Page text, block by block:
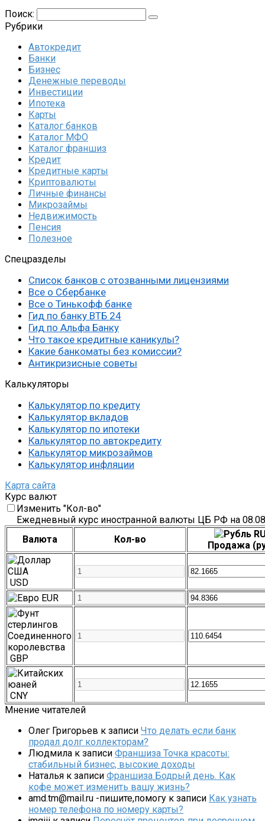
Поиск:
Рубрики
Автокредит
Банки
Бизнес
Денежные переводы
Инвестиции
Ипотека
Карты
Каталог банков
Каталог МФО
Каталог франшиз
Кредит
Кредитные карты
Криптовалюты
Личные финансы
Микрозаймы
Недвижимость
Пенсия
Полезное
Спецразделы
Список банков с отозванными лицензиями
Все о Сбербанке
Все о Тинькофф банке
Гид по банку ВТБ 24
Гид по Альфа Банку
Что такое кредитные каникулы?
Какие банкоматы без комиссии?
Антикризисные советы
Калькуляторы
Калькулятор по кредиту
Калькулятор вкладов
Калькулятор по ипотеки
Калькулятор по автокредиту
Калькулятор микрозаймов
Калькулятор инфляции
Карта сайта
Курс валют
Изменить "Кол-во"
Ежедневный курс иностранной валюты ЦБ РФ на
Валюта
Кол-во
Продажа
USD
EUR
GBP
CNY
Мнение читателей
Олег Григорьев к записи Что делать если банк
продал долг коллекторам?
Людмила к записи Франшиза Точка красоты:
стабильный бизнес, высокие доходы
Наталья к записи Франшиза Бодрый день. Как
кофе может изменить вашу жизнь?
amd.tm@mail.ru -пишите,помогу к записи Как узнать
номер телефона по номеру карты?